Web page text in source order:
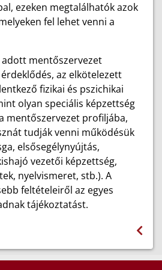
ezeken megtalálhatók azok
fel lehet venni a
mentőszervezet
az elkötelezett
fizikai és pszichikai
olyan speciális képzettség
mentőszervezet profiljába,
tudják venni működésük
elsősegélynyújtás,
vezetői képzettség,
nyelvismeret, stb.). A
feltételeiről az egyes
tájékoztatást.